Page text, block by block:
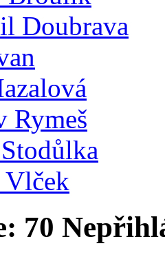
Doubrava
Rymeš
Vlček
70